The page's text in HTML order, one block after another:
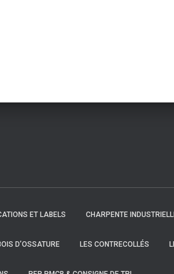
ET LABELS CHARPENTE
D’OSSATURE LES CONTRECOLLÉS